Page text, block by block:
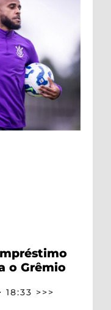
o Grêmio
18:33